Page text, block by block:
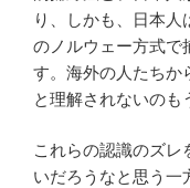
り、しかも、日本人
のノルウェー方式で
す。海外の人たちか
と理解されないのも
これらの認識のズレ
いだろうなと思う一